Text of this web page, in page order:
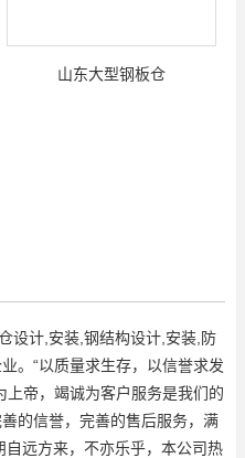
山东大型钢板仓
设计,安装,钢结构设计,安装,防
。“以质量求生存，以信誉求发
上帝，竭诚为客户服务是我们的
的信誉，完善的售后服务，满
远方来，不亦乐乎，本公司热